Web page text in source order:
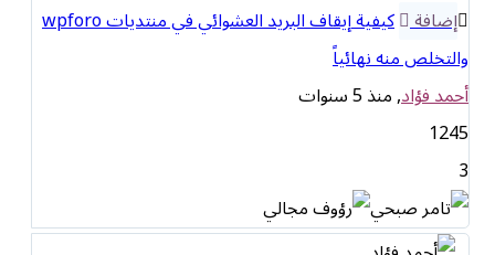
إضافة
كيفية إيقاف البريد العشوائي في منتديات wpforo
والتخلص منه نهائياً
أحمد فؤاد, منذ 5 سنوات
1245